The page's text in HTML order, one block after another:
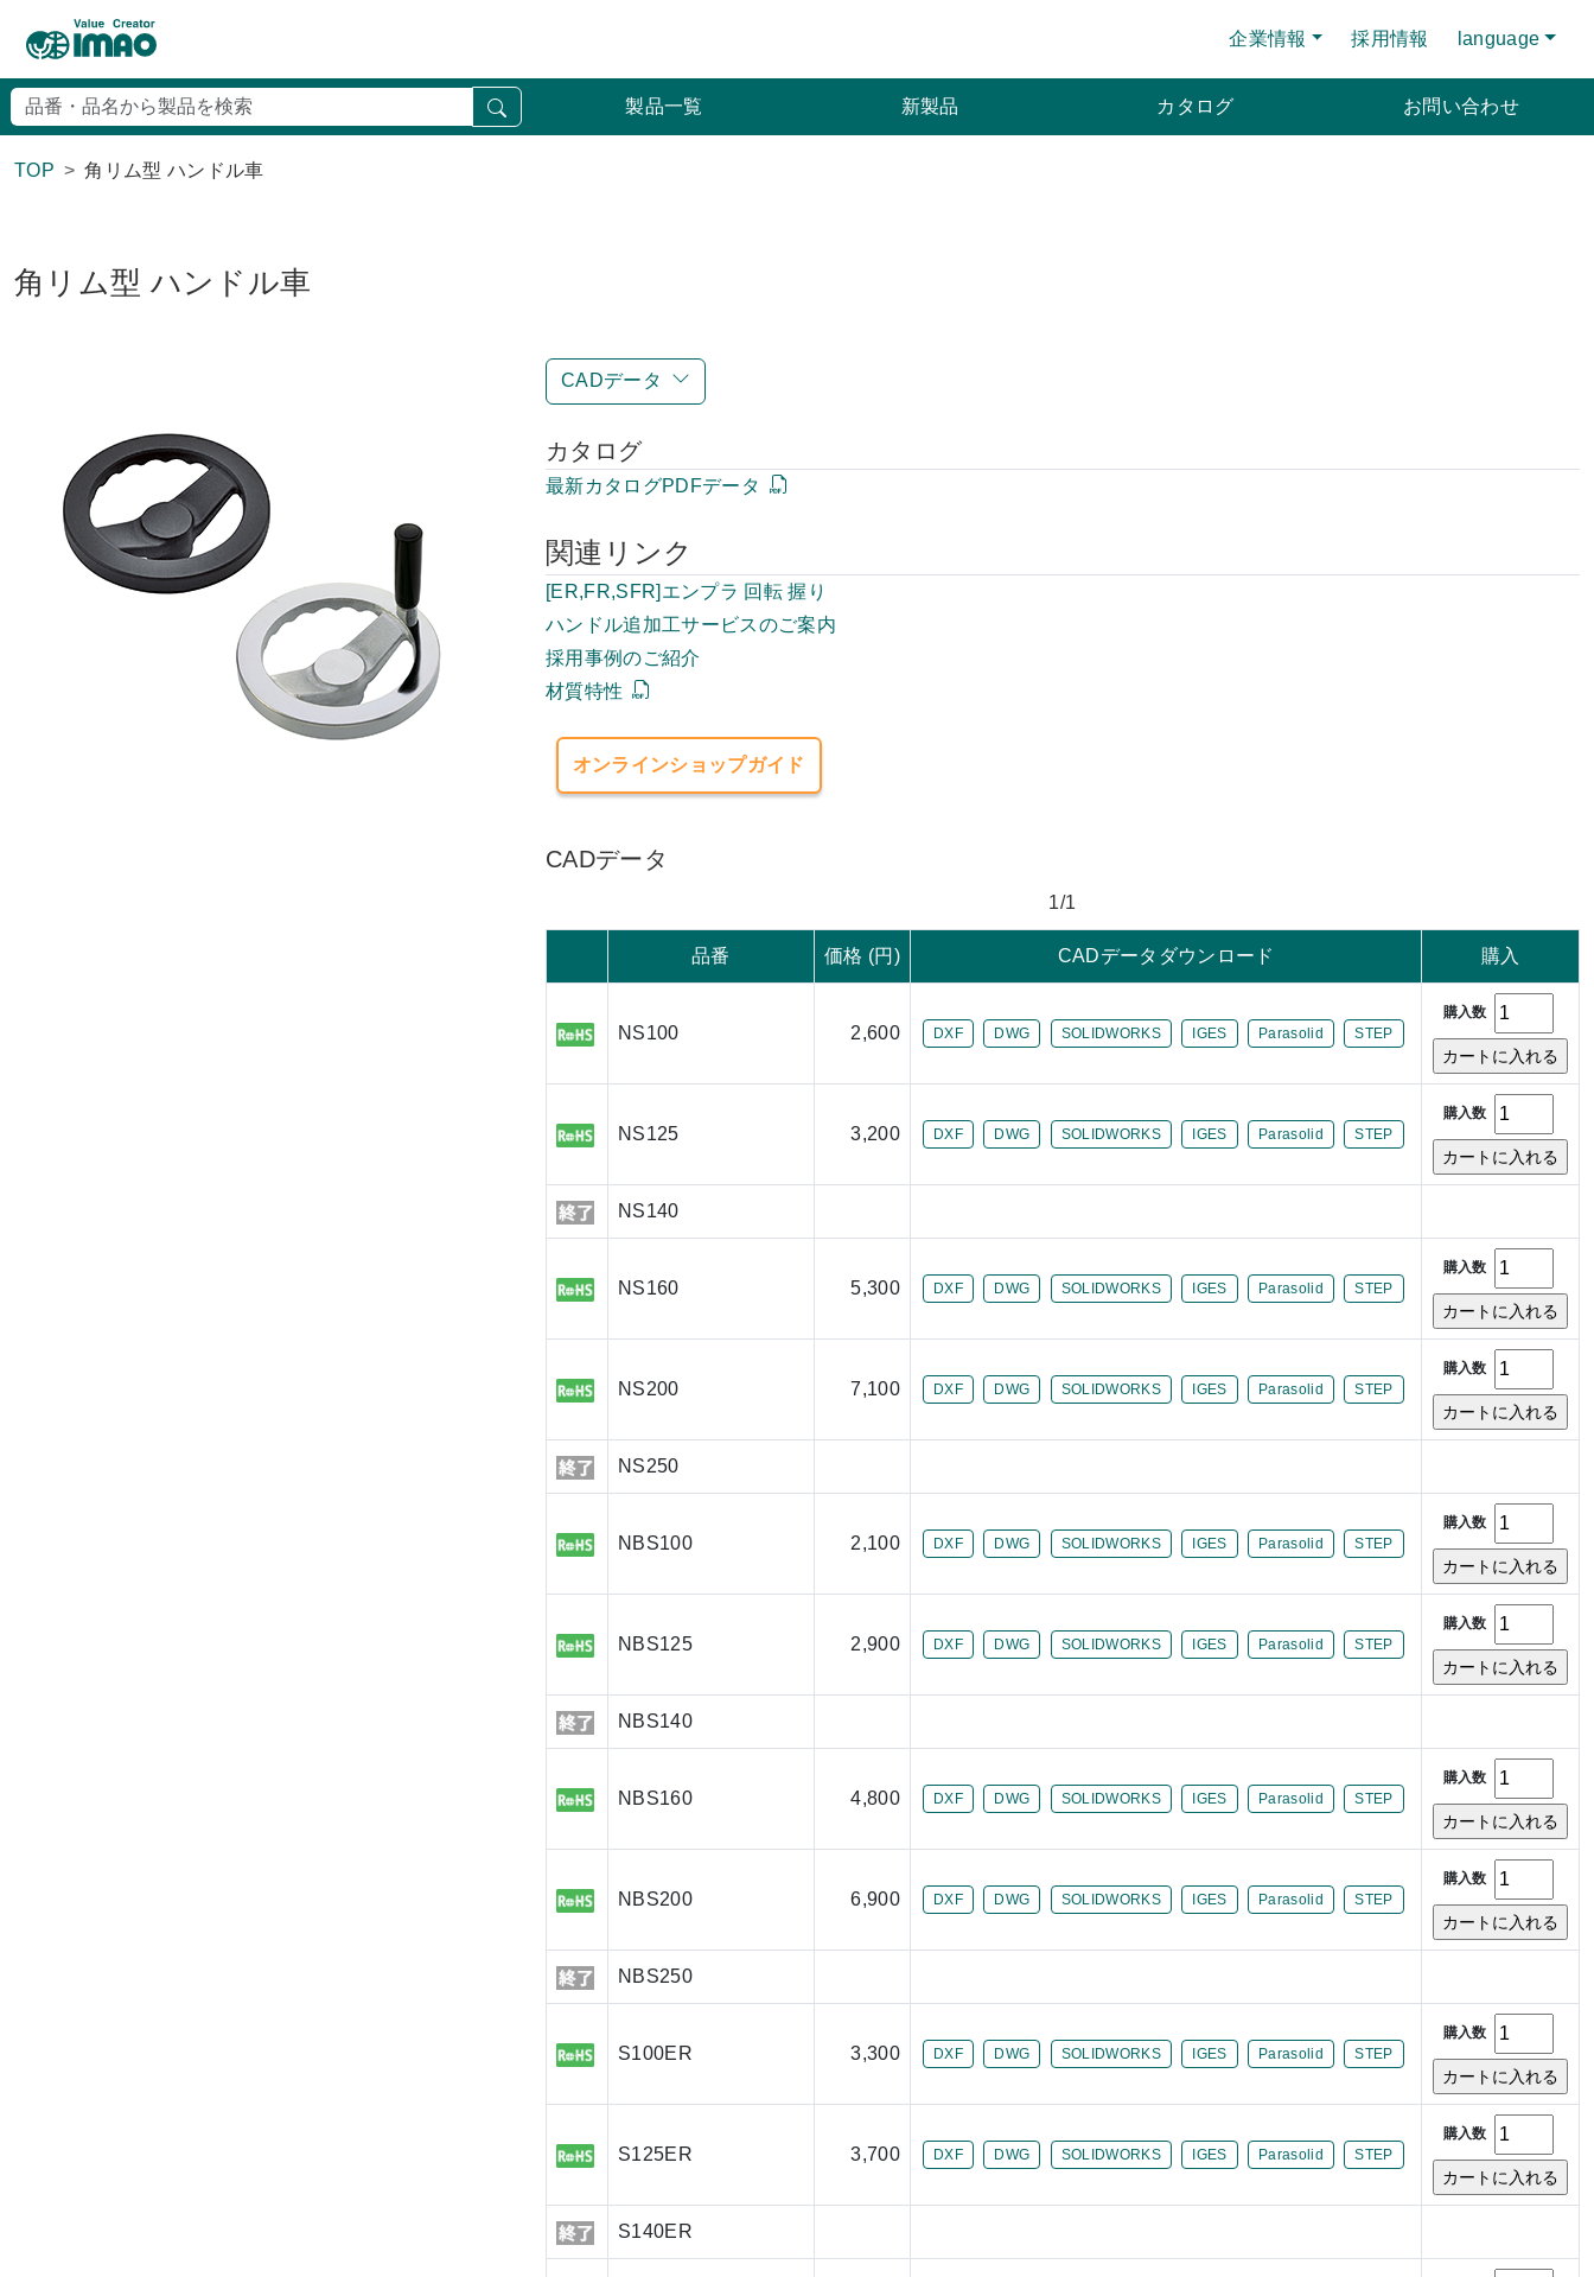
企業情報 採用情報 language
製品一覧 新製品 カタログ お問い合わせ
TOP 角リム型 ハンドル車
角リム型 ハンドル車
CADデータ
カタログ
最新カタログPDFデータ
関連リンク
[ER,FR,SFR]エンプラ 回転 握り
ハンドル追加工サービスのご案内
採用事例のご紹介
材質特性
オンラインショップガイド
CADデータ
1/1
品番 価格 (円) CADデータダウンロード 購入
NS100 2,600 DXF DWG SOLIDWORKS IGES Parasolid STEP
購入数
NS125 3,200 DXF DWG SOLIDWORKS IGES Parasolid STEP
購入数
NS140
NS160 5,300 DXF DWG SOLIDWORKS IGES Parasolid STEP
購入数
NS200 7,100 DXF DWG SOLIDWORKS IGES Parasolid STEP
購入数
NS250
NBS100 2,100 DXF DWG SOLIDWORKS IGES Parasolid STEP
購入数
NBS125 2,900 DXF DWG SOLIDWORKS IGES Parasolid STEP
購入数
NBS140
NBS160 4,800 DXF DWG SOLIDWORKS IGES Parasolid STEP
購入数
NBS200 6,900 DXF DWG SOLIDWORKS IGES Parasolid STEP
購入数
NBS250
S100ER 3,300 DXF DWG SOLIDWORKS IGES Parasolid STEP
購入数
S125ER 3,700 DXF DWG SOLIDWORKS IGES Parasolid STEP
購入数
S140ER